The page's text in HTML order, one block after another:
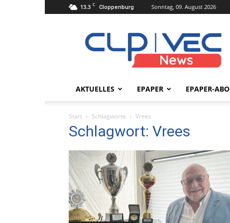
13.3 C Cloppenburg Sonntag, 09. August 2026
clpvecnews.de
AKTUELLES EPAPER EPAPER-ABO
Start Schlagworte Vrees
Schlagwort: Vrees